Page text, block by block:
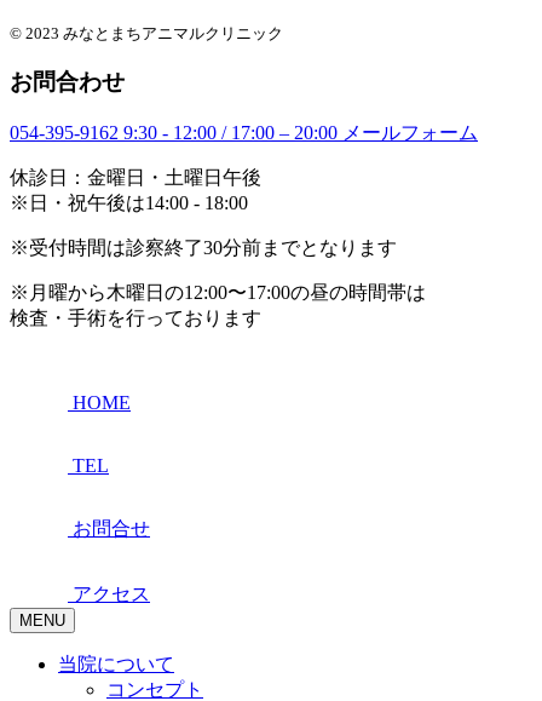
© 2023 みなとまちアニマルクリニック
お問合わせ
054-395-9162 9:30 - 12:00 / 17:00 – 20:00 メールフォーム
休診日：金曜日・土曜日午後
※日・祝午後は14:00 - 18:00
※受付時間は診察終了30分前までとなります
※月曜から木曜日の12:00〜17:00の昼の時間帯は
検査・手術を行っております
HOME
TEL
お問合せ
アクセス
MENU
当院について
コンセプト